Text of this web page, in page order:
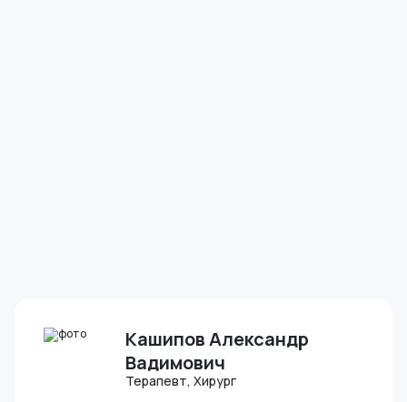
Кашипов Александр
Вадимович
Терапевт, Хирург